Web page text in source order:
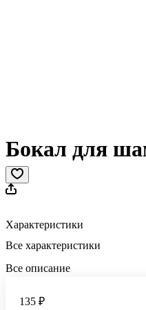
Бокал для
Характеристики
Все характеристики
Все описание
135 ₽